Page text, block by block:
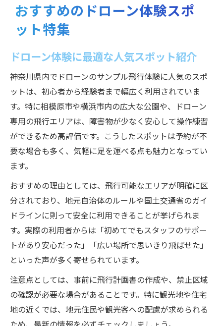
おすすめのドローン体験スポ
ット特集
ドローン体験に最適な人気スポット紹介
神奈川県内でドローンのサンプル飛行体験に人気のスポ
ットは、初心者から経験者まで幅広く利用されていま
す。特に相模原市や横浜市内の広大な公園や、ドローン
専用の飛行エリアは、障害物が少なく安心して操作練習
ができるため高評価です。こうしたスポットは予約が不
要な場合も多く、気軽に足を運べる点も魅力となってい
ます。
おすすめの理由としては、飛行可能なエリアが明確に区
分されており、地元自治体のルールや国土交通省のガイ
ドラインに則って安全に利用できることが挙げられま
す。実際の利用者からは「初めてでもスタッフのサポー
トがあり安心だった」「広い場所で思いきり飛ばせた」
といった声が多く寄せられています。
注意点としては、事前に飛行計画書の作成や、禁止区域
の確認が必要な場合があることです。特に観光地や住宅
地の近くでは、地元住民や観光客への配慮が求められる